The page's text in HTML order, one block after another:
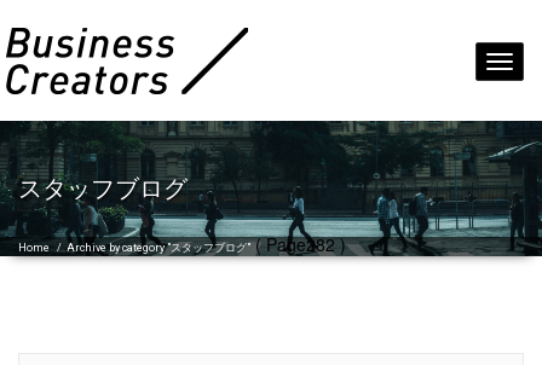
スタッフブログ
Home /Archive by category "スタッフブログ"( Page282 )